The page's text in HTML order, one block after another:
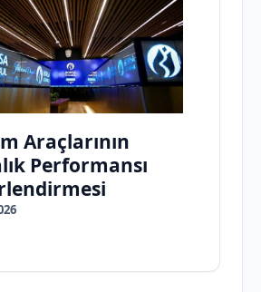
Araçlarının
Performansı